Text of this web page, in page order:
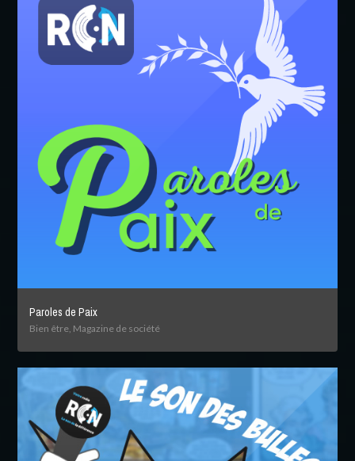
Paroles de Paix
Bien être, Magazine de société